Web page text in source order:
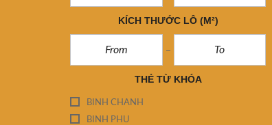
KÍCH THƯỚC LÔ (M²)
THẺ TỪ KHÓA
BINH CHANH
BINH PHU